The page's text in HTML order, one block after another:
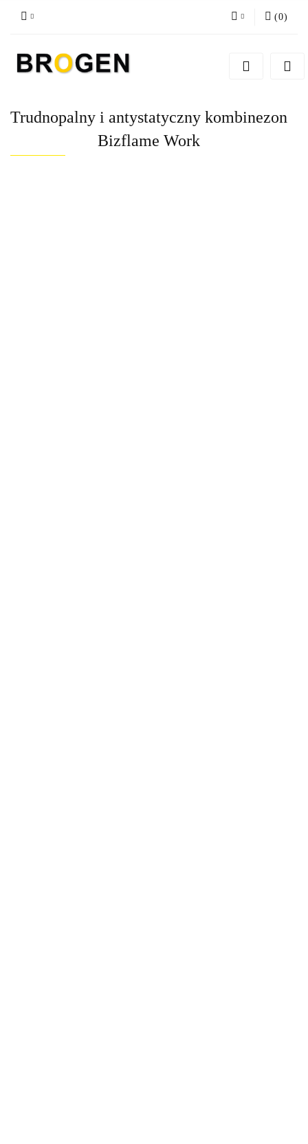
Zarejestruj się
Zgody cookies
(0)
Trudnopalny i antystatyczny kombinezon
Bizflame Work